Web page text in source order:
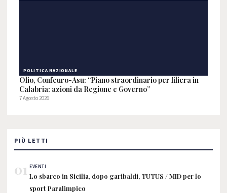
POLITICA NAZIONALE
Olio, Confeuro-Asu: “Piano straordinario per filiera in
Calabria: azioni da Regione e Governo”
7 Agosto 2026
PIÙ LETTI
01 EVENTI
Lo sbarco in Sicilia, dopo garibaldi, TUTUS / MID per lo
sport Paralimpico